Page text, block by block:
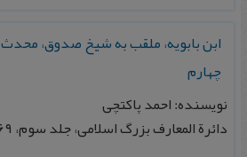
ابن بابویه، ملقب به شیخ صدوق،
چهارم
نویسنده: احمد پاکتچی
دائرة المعارف بزرگ اسلامی، جلد سوم، ۱۳۶۹